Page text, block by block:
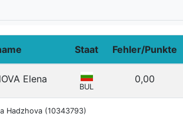
Staat Fehler/Punkte
Elena
BUL
0,00
Hadzhova (10343793)